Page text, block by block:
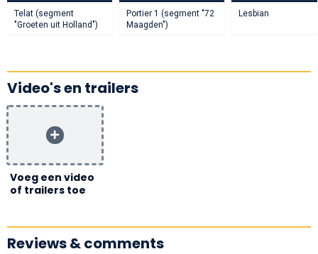
Telat (segment
"Groeten uit Holland")
Portier 1 (segment "72
Maagden")
Lesbian
Video's en trailers
Voeg een video
of trailers toe
Reviews & comments